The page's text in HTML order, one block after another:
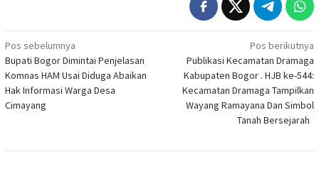
Navigasi
pos
Pos sebelumnya
Bupati Bogor Dimintai Penjelasan
Komnas HAM Usai Diduga Abaikan
Hak Informasi Warga Desa
Cimayang ‎
Pos berikutnya
Publikasi Kecamatan Dramaga
Kabupaten Bogor . HJB ke-544:
Kecamatan Dramaga Tampilkan
Wayang Ramayana Dan Simbol
Tanah Bersejarah ‎